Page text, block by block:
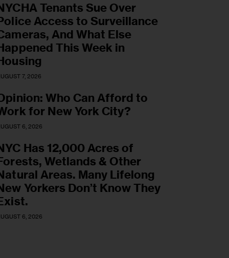
Tenants Sue Over
Access to Surveillance
And What Else
This Week in
7, 2026
Who Can Afford to
for New York City?
6, 2026
Has 12,000 Acres of
Wetlands & Other
Areas. Many Lifelong
Yorkers Don’t Know They
6, 2026